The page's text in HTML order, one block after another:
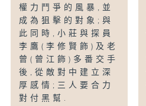
權力鬥爭的風暴,並
成為狙擊的對象;與
此同時,小莊與探員
李鷹(李修賢飾)及老
曾(曾江飾)多番交手
後,從敵對中建立深
厚感情;三人要合力
對付黑幫.